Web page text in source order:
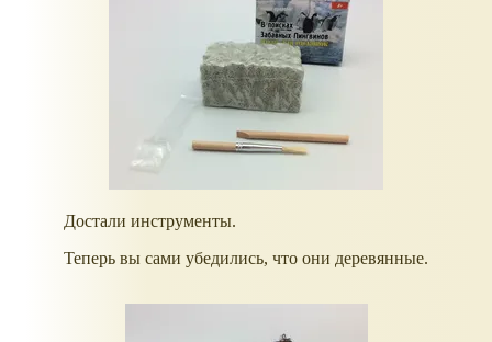
Достали инструменты.
Теперь вы сами убедились, что они деревянные.